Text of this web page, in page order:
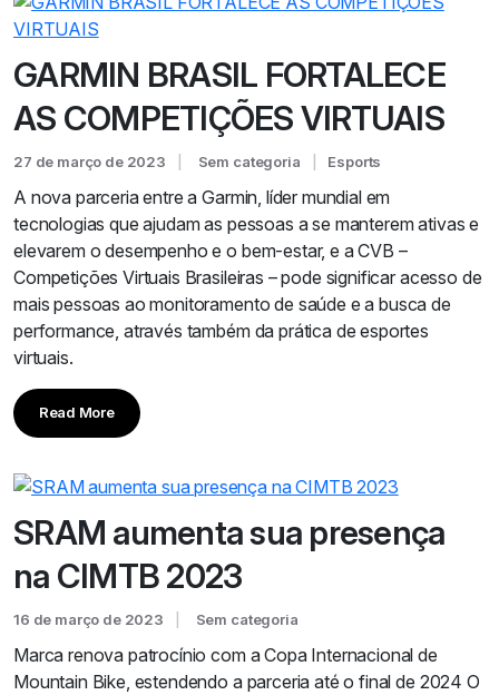
GARMIN BRASIL FORTALECE
AS COMPETIÇÕES VIRTUAIS
27 de março de 2023 Sem categoria Esports
A nova parceria entre a Garmin, líder mundial em
tecnologias que ajudam as pessoas a se manterem ativas e
elevarem o desempenho e o bem-estar, e a CVB –
Competições Virtuais Brasileiras – pode significar acesso de
mais pessoas ao monitoramento de saúde e a busca de
performance, através também da prática de esportes
virtuais.
Read More
SRAM aumenta sua presença
na CIMTB 2023
16 de março de 2023 Sem categoria
Marca renova patrocínio com a Copa Internacional de
Mountain Bike, estendendo a parceria até o final de 2024 O